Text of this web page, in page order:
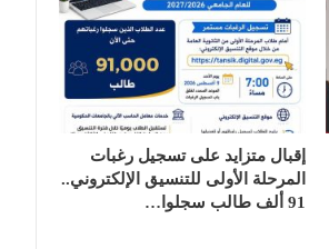
إقبال متزايد على تسجيل رغبات
المرحلة الأولى للتنسيق الإلكتروني..
91 ألف طالب سجلوا…